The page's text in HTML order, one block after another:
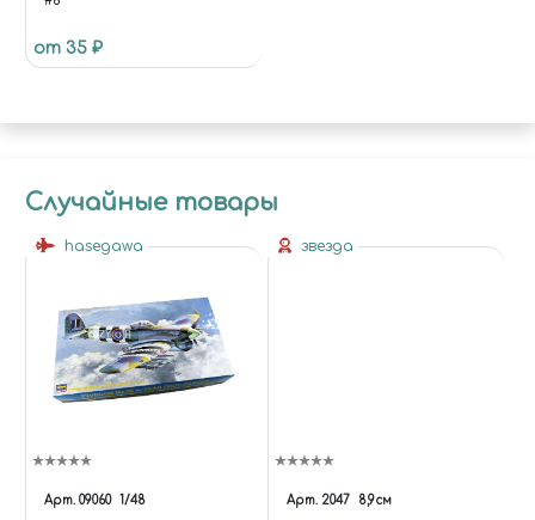
от 35 ₽
Случайные товары
hasegawa
Арт. 09060 1/48
звезда
Арт. 2047 8,9см